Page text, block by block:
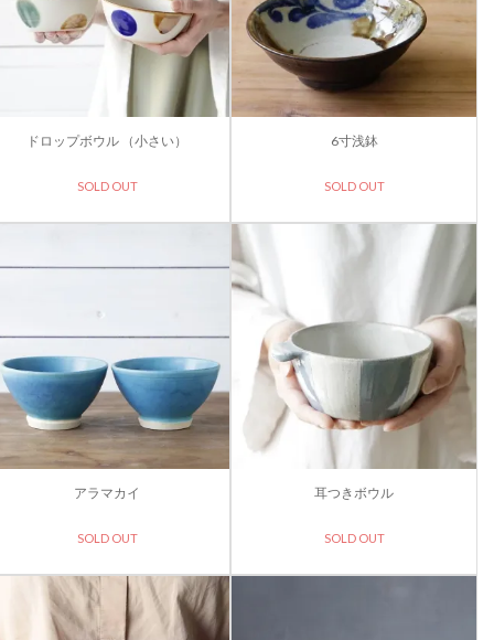
ドロップボウル （小さい）
SOLD OUT
6寸浅鉢
SOLD OUT
アラマカイ
SOLD OUT
耳つきボウル
SOLD OUT